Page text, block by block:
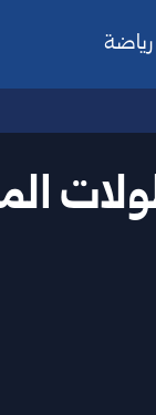
رياضة